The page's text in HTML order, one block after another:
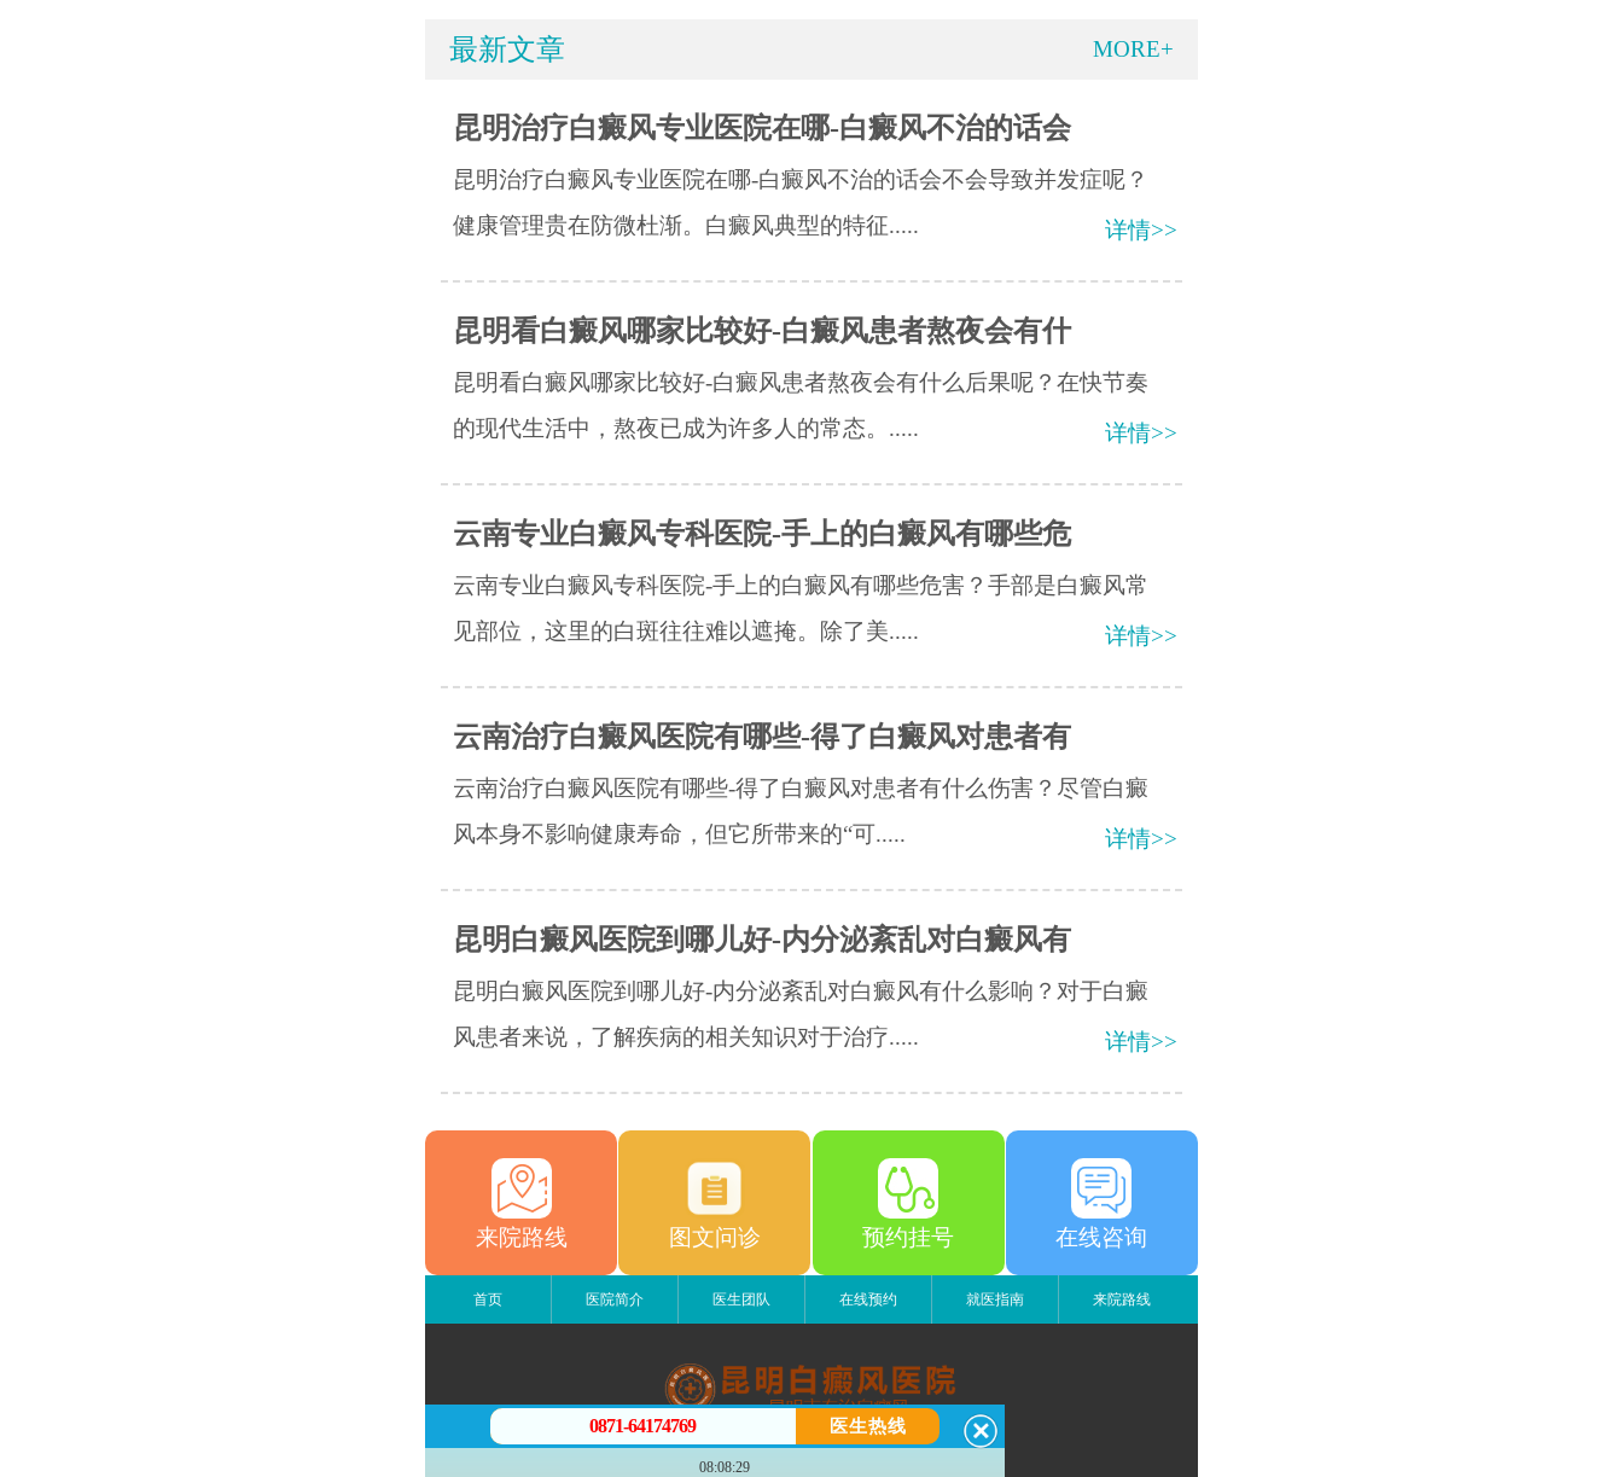
最新文章 MORE+
昆明治疗白癜风专业医院在哪-白癜风不治的话会
昆明治疗白癜风专业医院在哪-白癜风不治的话会不会导致并发症呢？
健康管理贵在防微杜渐。白癜风典型的特征.....
详情>>
昆明看白癜风哪家比较好-白癜风患者熬夜会有什
昆明看白癜风哪家比较好-白癜风患者熬夜会有什么后果呢？在快节奏
的现代生活中，熬夜已成为许多人的常态。.....
详情>>
云南专业白癜风专科医院-手上的白癜风有哪些危
云南专业白癜风专科医院-手上的白癜风有哪些危害？手部是白癜风常
见部位，这里的白斑往往难以遮掩。除了美.....
详情>>
云南治疗白癜风医院有哪些-得了白癜风对患者有
云南治疗白癜风医院有哪些-得了白癜风对患者有什么伤害？尽管白癜
风本身不影响健康寿命，但它所带来的“可.....
详情>>
昆明白癜风医院到哪儿好-内分泌紊乱对白癜风有
昆明白癜风医院到哪儿好-内分泌紊乱对白癜风有什么影响？对于白癜
风患者来说，了解疾病的相关知识对于治疗.....
详情>>
来院路线 图文问诊 预约挂号 在线咨询
首页 医院简介 医生团队 在线预约 就医指南 来院路线
昆明白癜风医院
昆明市五华区护国路2号
0871-64174769 医生热线
08:08:29